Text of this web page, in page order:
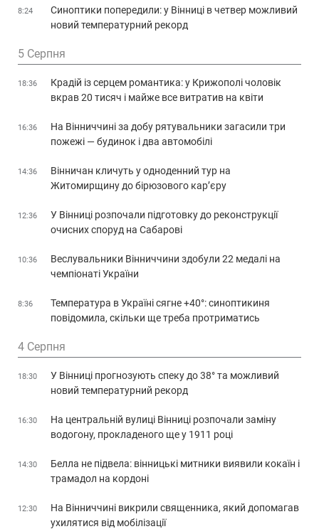
8:24
Синоптики попередили: у Вінниці в четвер можливий
новий температурний рекорд
5 Серпня
18:36
Крадій із серцем романтика: у Крижополі чоловік
вкрав 20 тисяч і майже все витратив на квіти
16:36
На Вінниччині за добу рятувальники загасили три
пожежі — будинок і два автомобілі
14:36
Вінничан кличуть у одноденний тур на
Житомирщину до бірюзового кар’єру
12:36
У Вінниці розпочали підготовку до реконструкції
очисних споруд на Сабарові
10:36
Веслувальники Вінниччини здобули 22 медалі на
чемпіонаті України
8:36
Температура в Україні сягне +40°: синоптикиня
повідомила, скільки ще треба протриматись
4 Серпня
18:30
У Вінниці прогнозують спеку до 38° та можливий
новий температурний рекорд
16:30
На центральній вулиці Вінниці розпочали заміну
водогону, прокладеного ще у 1911 році
14:30
Белла не підвела: вінницькі митники виявили кокаїн і
трамадол на кордоні
12:30
На Вінниччині викрили священника, який допомагав
ухилятися від мобілізації